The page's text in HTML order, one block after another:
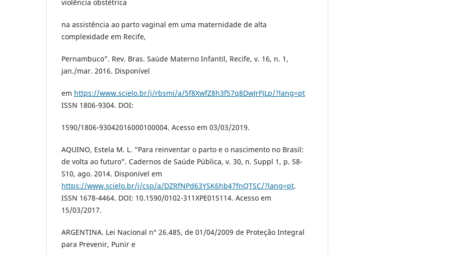
violência obstétrica
na assistência ao parto vaginal em uma maternidade de alta
complexidade em Recife,
Pernambuco”. Rev. Bras. Saúde Materno Infantil, Recife, v. 16, n. 1,
jan./mar. 2016. Disponível
em https://www.scielo.br/j/rbsmi/a/5f8XwfZ8h3f57q8DwJrFJLp/?lang=pt
ISSN 1806-9304. DOI:
1590/1806-93042016000100004. Acesso em 03/03/2019.
AQUINO, Estela M. L. “Para reinventar o parto e o nascimento no Brasil:
de volta ao futuro”. Cadernos de Saúde Pública, v. 30, n. Suppl 1, p. S8-
S10, ago. 2014. Disponível em
https://www.scielo.br/j/csp/a/DZRfNPd63YSK6hb47fnQTSC/?lang=pt.
ISSN 1678-4464. DOI: 10.1590/0102-311XPE01S114. Acesso em
15/03/2017.
ARGENTINA. Lei Nacional n° 26.485, de 01/04/2009 de Proteção Integral
para Prevenir, Punir e